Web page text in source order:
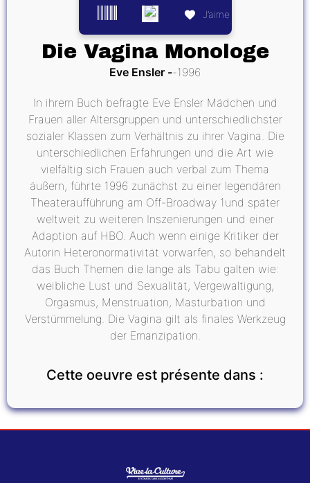
J’aime
Die Vagina Monologe
Eve Ensler 1996
In ihrem Buch befragte Eve Ensler Mädchen und
Frauen aller Altersgruppen und unterschiedlichster
sozialer Klassen zum Verhältnis zu ihrer Vagina. Die
unterschiedlichen Erfahrungen und die Art wie
vielfältig sich Frauen auch verbal zum Thema
äußern, führte 1996 zunächst zu einer legendären
Theateraufführung am Off-Broadway 1und später
weltweit zu weiteren Inszenierungen und einer
Adaption auf HBO. Auch wenn einige Kritiker der
Autorin Heteronormativität vorwarfen, so behandelt
das Buch Themen die lange als Tabu galten wie:
weibliche Lust und Sexualität, Vergewaltigung,
Orgasmus, Menstruation, Masturbation und
Verstümmelung. Die Vagina gilt als finales Werkzeug
der Emanzipation.
Cette oeuvre est présente dans :